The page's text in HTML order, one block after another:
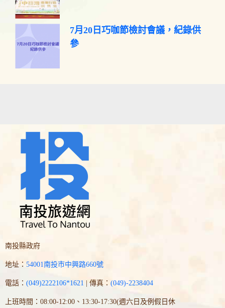
7月20日巧咖節檢討會議，紀錄供
參
南投縣政府
地址： 54001南投市中興路660號
電話： (049)2222106*1621 | 傳真： (049)-2238404
上班時間：08:00-12:00、13:30-17:30(週六日及例假日休